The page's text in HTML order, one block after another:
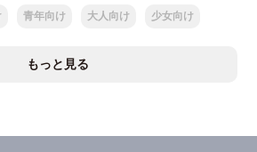
青年向け 大人向け 少女向け
もっと見る